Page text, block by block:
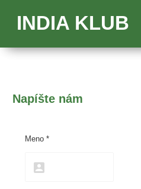
INDIA KLUB
Napíšte nám
Meno *